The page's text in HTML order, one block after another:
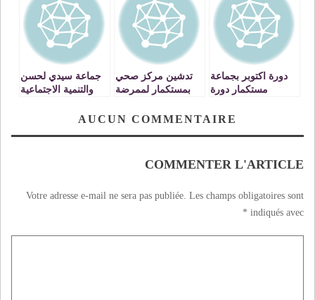
دورة اكتوبر بجماعة
مستكمار دورة
تدشين مركز صحي
بمستكمار لممرضة
جماعة سيدي لحسن
والتنمية الاجتماعية
AUCUN COMMENTAIRE
COMMENTER L'ARTICLE
Votre adresse e-mail ne sera pas publiée. Les champs obligatoires sont
indiqués avec
*